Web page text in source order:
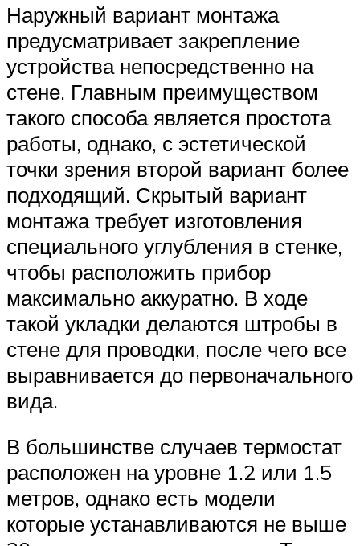
Наружный вариант монтажа
предусматривает закрепление
устройства непосредственно на
стене. Главным преимуществом
такого способа является простота
работы, однако, с эстетической
точки зрения второй вариант более
подходящий. Скрытый вариант
монтажа требует изготовления
специального углубления в стенке,
чтобы расположить прибор
максимально аккуратно. В ходе
такой укладки делаются штробы в
стене для проводки, после чего все
выравнивается до первоначального
вида.
В большинстве случаев термостат
расположен на уровне 1.2 или 1.5
метров, однако есть модели
которые устанавливаются не выше